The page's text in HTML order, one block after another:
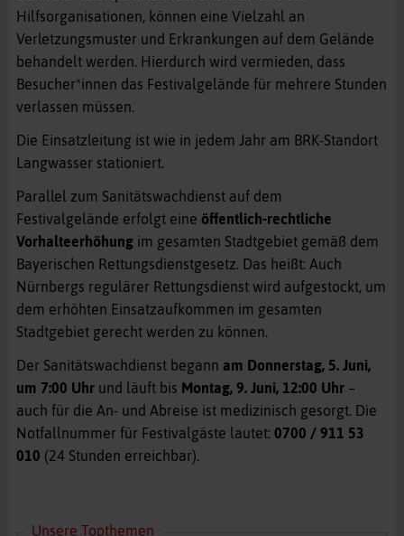
Hilfsorganisationen, können eine Vielzahl an
Verletzungsmuster und Erkrankungen auf dem Gelände
behandelt werden. Hierdurch wird vermieden, dass
Besucher*innen das Festivalgelände für mehrere Stunden
verlassen müssen.
Die Einsatzleitung ist wie in jedem Jahr am BRK-Standort
Langwasser stationiert.
Parallel zum Sanitätswachdienst auf dem
Festivalgelände erfolgt eine öffentlich-rechtliche
Vorhalteerhöhungim gesamten Stadtgebiet gemäß dem
Bayerischen Rettungsdienstgesetz. Das heißt: Auch
Nürnbergs regulärer Rettungsdienst wird aufgestockt, um
dem erhöhten Einsatzaufkommen im gesamten
Stadtgebiet gerecht werden zu können.
Der Sanitätswachdienst begann am Donnerstag, 5. Juni,
um 7:00 Uhrund läuft bis Montag, 9. Juni, 12:00 Uhr–
auch für die An- und Abreise ist medizinisch gesorgt. Die
Notfallnummer für Festivalgäste lautet: 0700 / 911 53
010 (24 Stunden erreichbar).
Unsere Topthemen